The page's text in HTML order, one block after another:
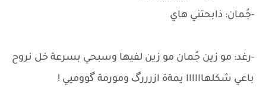
-جُمان: ذابحتني هاي
-رغد: مو زين جُمان مو زين لفيها وسبحي بسرعة خل نروح
باعي شكلهاااااا يمةة ازرررگ ومورمة گووميي !